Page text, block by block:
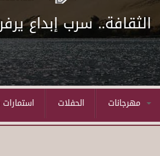
الثقافة.. سرب إبداع
الحفلات